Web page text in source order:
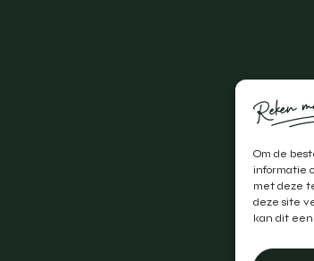
Om de
informatie
met deze
deze site
kan dit